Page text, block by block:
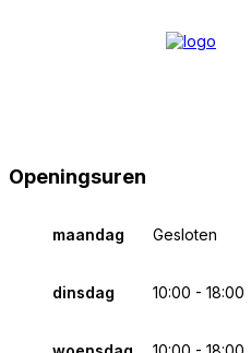
Openingsuren
maandag Gesloten
dinsdag 10:00 - 18:00